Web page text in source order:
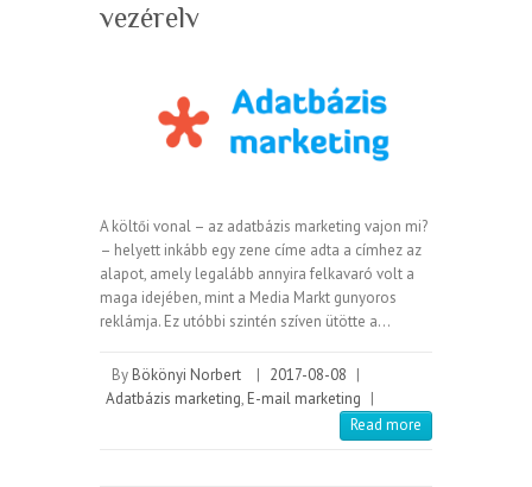
vezérelv
A költői vonal – az adatbázis marketing vajon mi?
– helyett inkább egy zene címe adta a címhez az
alapot, amely legalább annyira felkavaró volt a
maga idejében, mint a Media Markt gunyoros
reklámja. Ez utóbbi szintén szíven ütötte a…
By Bökönyi Norbert | 2017-08-08 |
Adatbázis marketing, E-mail marketing |
Read more